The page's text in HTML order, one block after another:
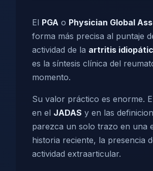
El PGA o Physician Global
forma más precisa al puntaje
actividad de la artritis
es la síntesis clínica del
momento.
Su valor práctico es enorme.
en el JADAS y en las
parezca un solo trazo en una
historia reciente, la presencia
actividad extraarticular.